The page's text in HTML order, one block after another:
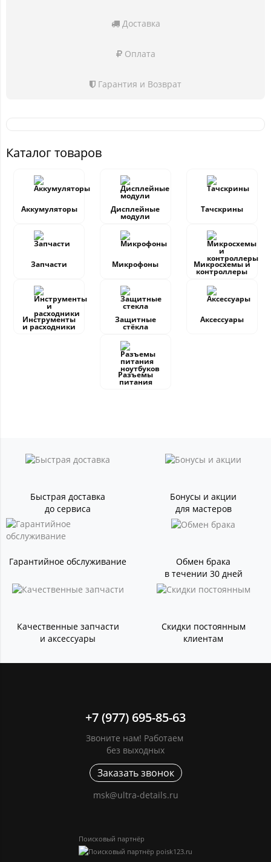
Доставка
Оплата
Гарантия и Возврат
Каталог товаров
Аккумуляторы Дисплейные
модули
Тачскрины
Запчасти Микрофоны Микросхемы и
контроллеры
Инструменты
и расходники
Защитные
стёкла
Аксессуары
Разъемы
питания
Быстрая доставка
до сервиса
Бонусы и акции
для мастеров
Гарантийное обслуживание
Обмен брака
в течении 30 дней
Качественные запчасти
и аксессуары
Скидки постоянным
клиентам
+7 (977) 695-85-63
Звоните нам! Работаем
без выходных
Заказать звонок
msk@ultra-details.ru
Поисковый партнёр